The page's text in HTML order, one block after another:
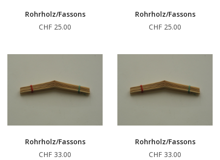
Rohrholz/Fassons
CHF 25.00
Rohrholz/Fassons
CHF 25.00
Rohrholz/Fassons
CHF 33.00
Rohrholz/Fassons
CHF 33.00